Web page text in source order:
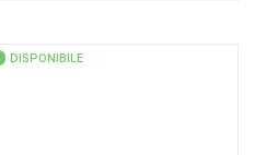
DISPONIBILE